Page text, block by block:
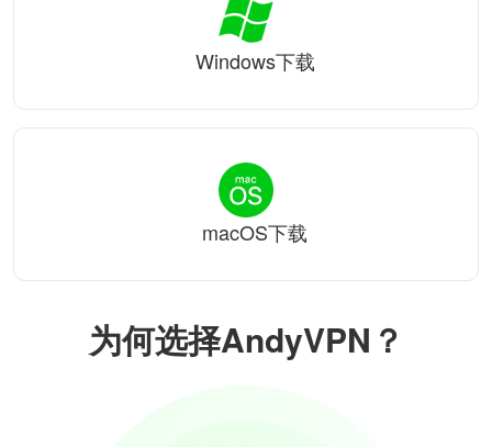
为何选择AndyVPN？
Windows下载
macOS下载